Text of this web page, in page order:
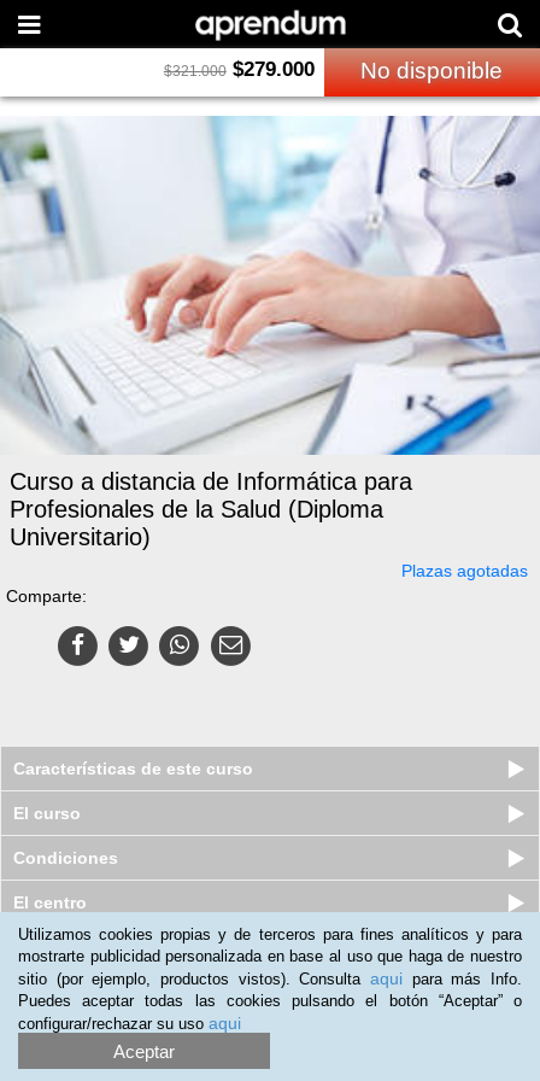
$321.000 $279.000 No disponible
Curso a distancia de Informática para
Profesionales de la Salud (Diploma
Universitario)
Plazas agotadas
Comparte:
Características de este curso
El curso
Condiciones
El centro
Pack Superior de 6 Cursos virtuales
(Online) De Programador De...
Cupos disponibles
Utilizamos cookies propias y de terceros para fines analíticos y para
mostrarte publicidad personalizada en base al uso que haga de nuestro
sitio (por ejemplo, productos vistos). Consulta aqui para más Info.
Puedes aceptar todas las cookies pulsando el botón “Aceptar” o
configurar/rechazar su uso aqui
Aceptar